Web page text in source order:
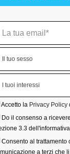
Accetto la Privacy Policy
Do il consenso a
3.3
Consento al trattamento
a terzi che